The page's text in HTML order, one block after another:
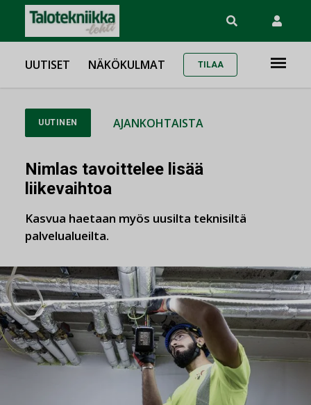
UUTISET NÄKÖKULMAT TILAA
UUTINEN AJANKOHTAISTA
Nimlas tavoittelee lisää
liikevaihtoa
Kasvua haetaan myös uusilta teknisiltä
palvelualueilta.